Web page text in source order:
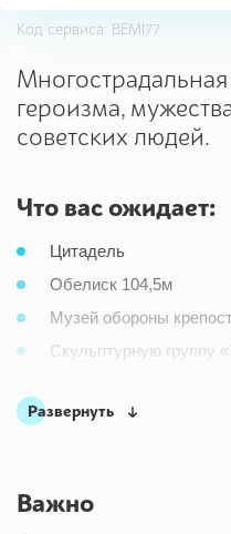
Код сервиса: BEMI77
героизма,
советских людей.
Что вас ожидает:
Цитадель
Обелиск 104,5м
Музей обороны
Скульптурную группу
Площадь церемониалов
Развернуть
Важно